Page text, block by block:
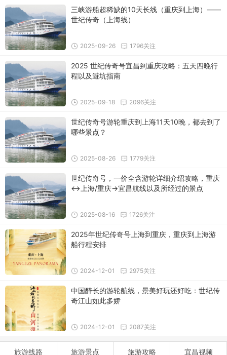
三峡游船超稀缺的10天长线（重庆到上海）——
世纪传奇（上海线）
1796关注
2025-09-26
2025 世纪传奇号宜昌到重庆攻略：五天四晚行
程以及避坑指南
2096关注
2025-09-18
世纪传奇号游轮重庆到上海11天10晚，都去到了
哪些景点？
1779关注
2025-08-26
世纪传奇号，一价全含游轮详细介绍攻略，重庆
↔上海/重庆→宜昌航线以及所经过的景点
1726关注
2025-08-16
2025年世纪传奇号上海到重庆，重庆到上海游
船行程安排
2975关注
2024-12-01
中国醉长的游轮航线，景美好玩还好吃：世纪传
奇江山如此多娇
2087关注
2024-12-01
旅游线路 旅游景点 旅游攻略 宜昌视频